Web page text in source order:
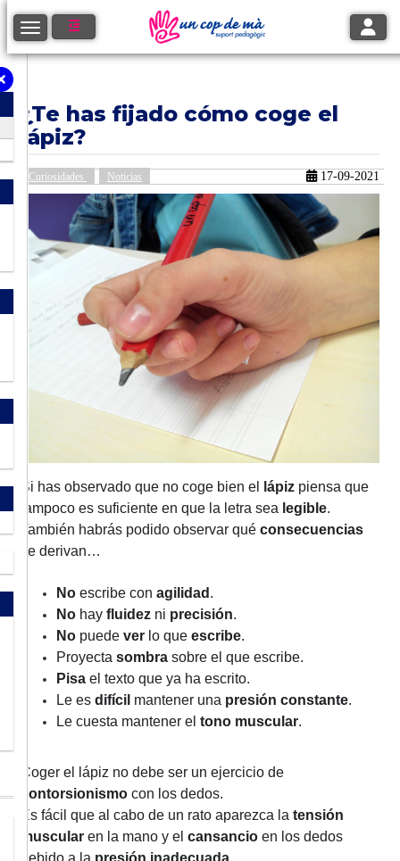
Toggle navigation
¿Te has fijado cómo coge el
lápiz?
Curiosidades Noticias 17-09-2021
Si has observado que no coge bien el lápiz piensa que
tampoco es suficiente en que la letra sea legible.
También habrás podido observar qué consecuencias
se derivan…
No escribe con agilidad .
No hay fluidez ni precisión.
No puede ver lo que escribe.
Proyecta sombra sobre el que escribe.
Pisa el texto que ya ha escrito.
Le es difícil mantener una presión constante.
Le cuesta mantener el tono muscular.
Coger el lápiz no debe ser un ejercicio de
contorsionismo con los dedos.
Es fácil que al cabo de un rato aparezca la tensión
muscular en la mano y el cansancio en los dedos
debido a la presión inadecuada.